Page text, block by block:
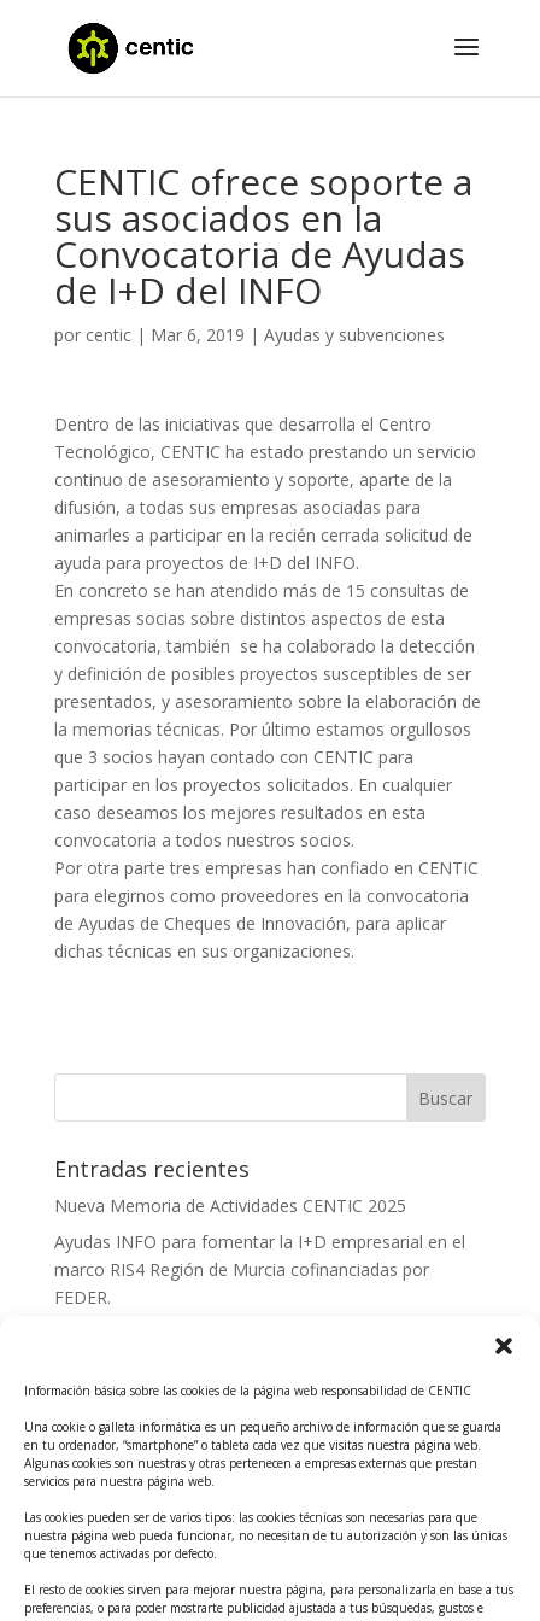
Información básica sobre las cookies de la página web responsabilidad de CENTIC
Una cookie o galleta informática es un pequeño archivo de información que se guarda
en tu ordenador, “smartphone” o tableta cada vez que visitas nuestra página web.
Algunas cookies son nuestras y otras pertenecen a empresas externas que prestan
servicios para nuestra página web.
Las cookies pueden ser de varios tipos: las cookies técnicas son necesarias para que
nuestra página web pueda funcionar, no necesitan de tu autorización y son las únicas
que tenemos activadas por defecto.
El resto de cookies sirven para mejorar nuestra página, para personalizarla en base a tus
preferencias, o para poder mostrarte publicidad ajustada a tus búsquedas, gustos e
CENTIC ofrece soporte a
sus asociados en la
Convocatoria de Ayudas
de I+D del INFO
por centic| Mar 6, 2019 | Ayudas y subvenciones
Dentro de las iniciativas que desarrolla el Centro
Tecnológico, CENTIC ha estado prestando un servicio
continuo de asesoramiento y soporte, aparte de la
difusión, a todas sus empresas asociadas para
animarles a participar en la recién cerrada solicitud de
ayuda para proyectos de I+D del INFO.
En concreto se han atendido más de 15 consultas de
empresas socias sobre distintos aspectos de esta
convocatoria, también se ha colaborado la detección
y definición de posibles proyectos susceptibles de ser
presentados, y asesoramiento sobre la elaboración de
la memorias técnicas. Por último estamos orgullosos
que 3 socios hayan contado con CENTIC para
participar en los proyectos solicitados. En cualquier
caso deseamos los mejores resultados en esta
convocatoria a todos nuestros socios.
Por otra parte tres empresas han confiado en CENTIC
para elegirnos como proveedores en la convocatoria
de Ayudas de Cheques de Innovación, para aplicar
dichas técnicas en sus organizaciones.
Entradas recientes
Nueva Memoria de Actividades CENTIC 2025
Ayudas INFO para fomentar la I+D empresarial en el
marco RIS4 Región de Murcia cofinanciadas por
FEDER.
Tecnológicos 2ª ed.
Ayudas INFO para el apoyo a las empresas
innovadoras con potencial tecnológico y escalables
Convocatoria Cheque de Innovación. Ayudas INFO
para la contratación de servicios de Innovación y
Competitividad
Cheque Inversión del INFO. Ayudas para la